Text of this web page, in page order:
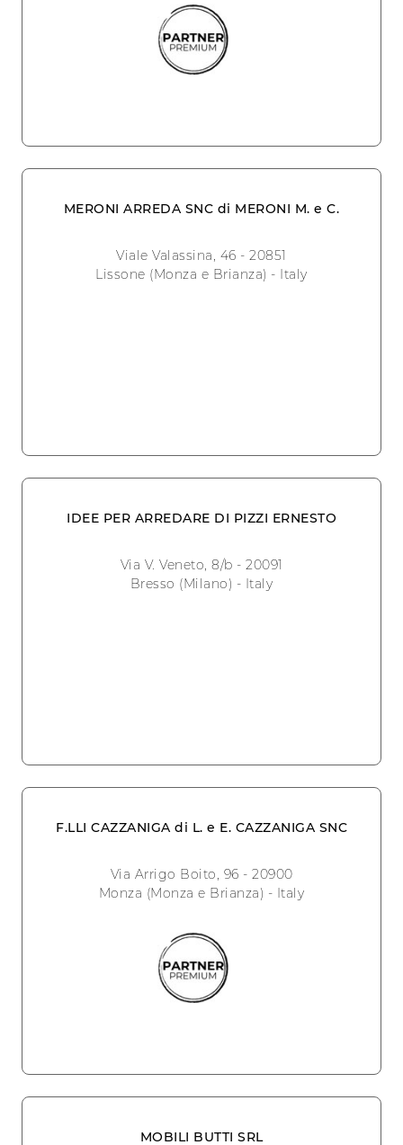
MERONI ARREDA SNC di MERONI M. e C.
Viale Valassina, 46 - 20851
Lissone (Monza e Brianza) - Italy
IDEE PER ARREDARE DI PIZZI ERNESTO
Via V. Veneto, 8/b - 20091
Bresso (Milano) - Italy
F.LLI CAZZANIGA di L. e E. CAZZANIGA SNC
Via Arrigo Boito, 96 - 20900
Monza (Monza e Brianza) - Italy
MOBILI BUTTI SRL